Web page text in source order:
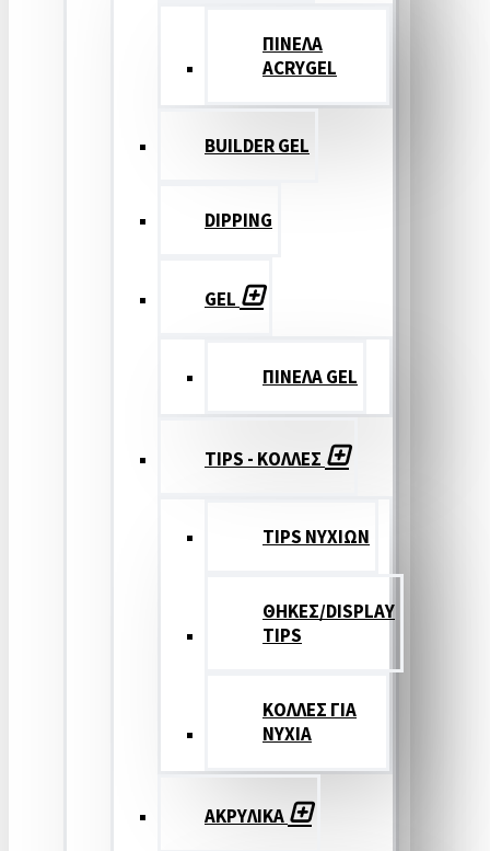
ΠΙΝΕΛΑ
ACRYGEL
BUILDER GEL
DIPPING
GEL
ΠΙΝΕΛΑ GEL
TIPS - ΚΟΛΛΕΣ
TIPS ΝΥΧΙΩΝ
ΘΗΚΕΣ/DISPLAY
TIPS
ΚΟΛΛΕΣ ΓΙΑ
ΝΥΧΙΑ
ΑΚΡΥΛΙΚΑ